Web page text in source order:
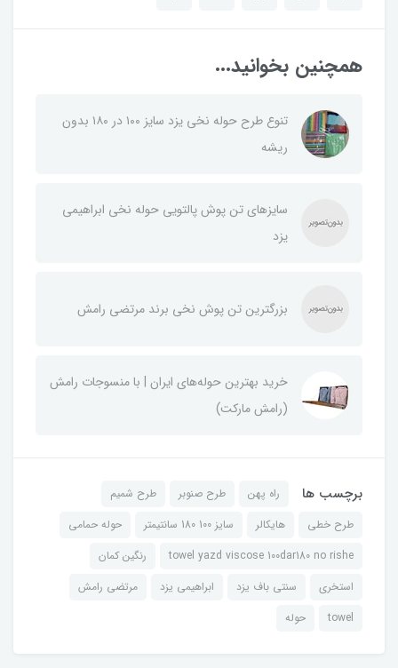
همچنین بخوانید...
تنوع طرح حوله نخی یزد سایز ۱۰۰ در ۱۸۰ بدون
ریشه
سایزهای تن پوش پالتویی حوله نخی ابراهیمی
یزد
بزرگترین تن پوش نخی برند مرتضی رامش
خرید بهترین حوله‌های ایران | با منسوجات رامش
(رامش مارکت)
برچسب ها راه پهن طرح صنوبر
طرح شمیم
طرح خطی
هایکالر سایز 100 180 سانتیمتر
حوله حمامی
towel yazd viscose 100dar180 no rishe
رنگین کمان
استخری
سنتی باف یزد ابراهیمی یزد
مرتضی رامش
towel
حوله